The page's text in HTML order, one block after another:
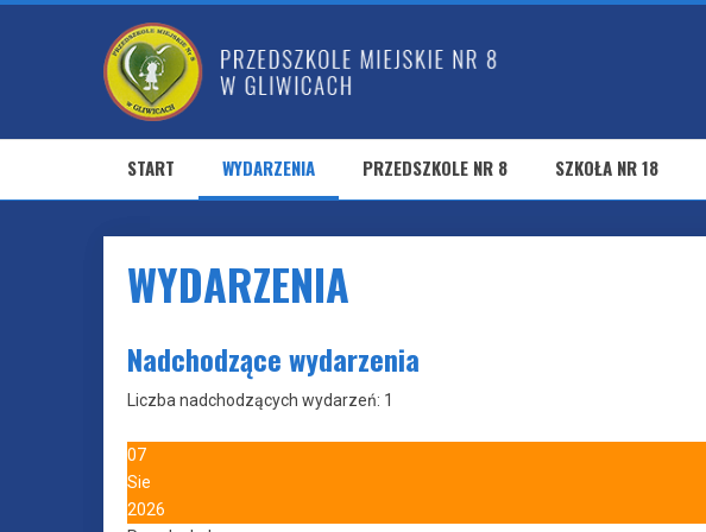
START WYDARZENIA PRZEDSZKOLE NR 8 SZKOŁA NR 18
WYDARZENIA
Nadchodzące wydarzenia
Liczba nadchodzących wydarzeń: 1
07
Sie
2026